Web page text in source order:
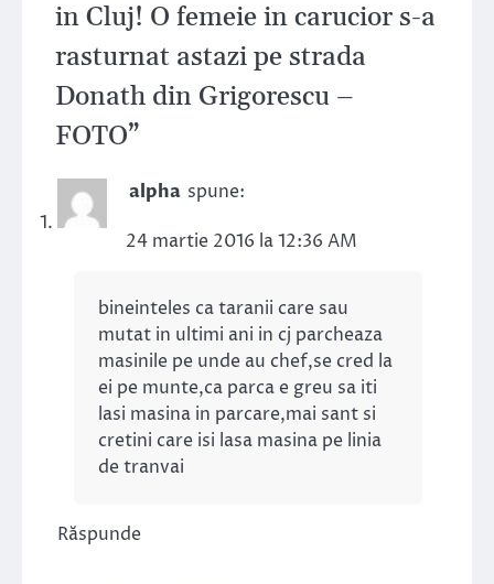
in Cluj! O femeie in carucior s-a
rasturnat astazi pe strada
Donath din Grigorescu –
FOTO”
alpha spune:
24 martie 2016 la 12:36 AM
bineinteles ca taranii care sau
mutat in ultimi ani in cj parcheaza
masinile pe unde au chef,se cred la
ei pe munte,ca parca e greu sa iti
lasi masina in parcare,mai sant si
cretini care isi lasa masina pe linia
de tranvai
Răspunde